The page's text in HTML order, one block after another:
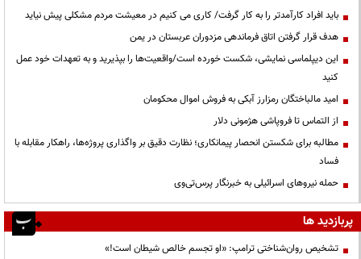
باید افراد کارآمدتر را به کار گرفت/ کاری می کنیم در معیشت مردم مشکلی پیش نیاید
هدف قرار گرفتن اتاق‌ فرماندهی مزدوران عربستان در یمن
این دیپلماسی نمایشی، شکست خورده است/واقعیت‌ها را بپذیرید و به تعهدات خود عمل
کنید
امید مالباختگان رمزارز آبکی به فروش اموال محکومان
از التماس تا فروپاشی هژمونی دلار
مطالبه برای شکستن انحصار پیمانکاری؛ نظارت دقیق بر واگذاری پروژه‌ها، راهکار مقابله با
فساد
حمله نیروهای اسرائیلی به خبرنگار پرس‌تی‌وی
پربازدید ها
تشخیص روان‌شناختی ترامپ: «او تجسم خالص شیطان است!»